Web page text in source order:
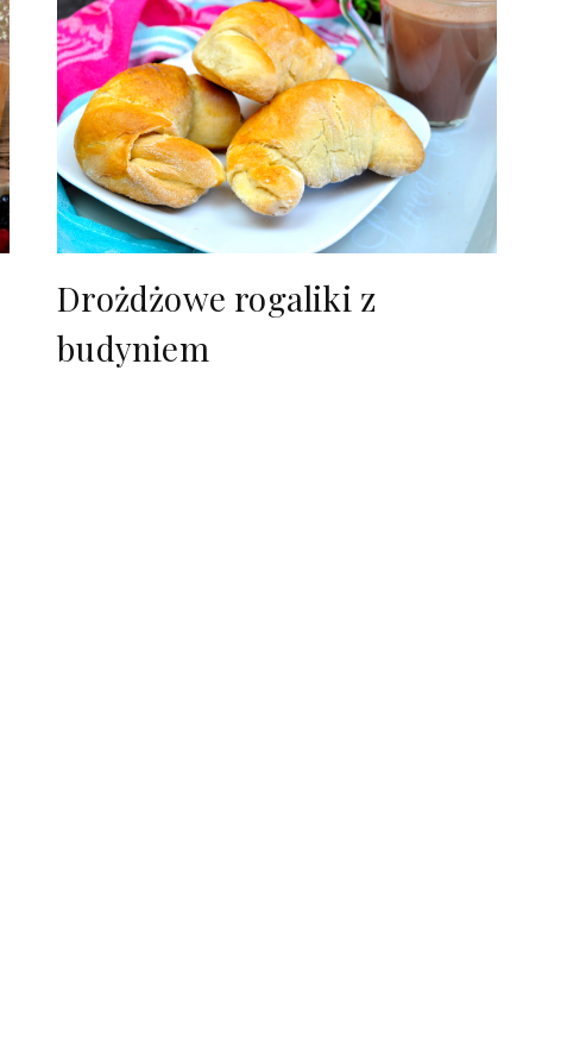
Drożdżowe rogaliki z
budyniem